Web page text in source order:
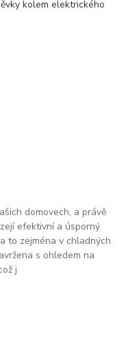
kolem elektrického
domovech, a právě
efektivní a úsporný
to zejména v chladných
s ohledem na
j